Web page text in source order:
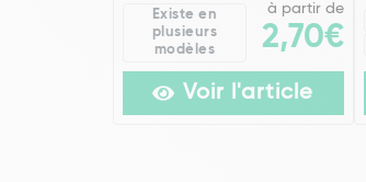
Existe en
plusieurs
modèles
à partir de
2,70€
Voir l'article